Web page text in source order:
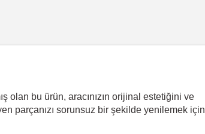
olan bu ürün, aracınızın orijinal estetiğini ve
parçanızı sorunsuz bir şekilde yenilemek için